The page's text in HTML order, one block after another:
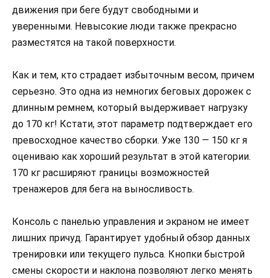
движения при беге будут свободными и
уверенными. Невысокие люди также прекрасно
разместятся на такой поверхности.
Как и тем, кто страдает избыточным весом, причем
серьезно. Это одна из немногих беговых дорожек с
длинным ремнем, который выдерживает нагрузку
до 170 кг! Кстати, этот параметр подтверждает его
превосходное качество сборки. Уже 130 — 150 кг я
оцениваю как хороший результат в этой категории.
170 кг расширяют границы возможностей
тренажеров для бега на выносливость.
Консоль с панелью управления и экраном не имеет
лишних причуд. Гарантирует удобный обзор данных
тренировки или текущего пульса. Кнопки быстрой
смены скорости и наклона позволяют легко менять